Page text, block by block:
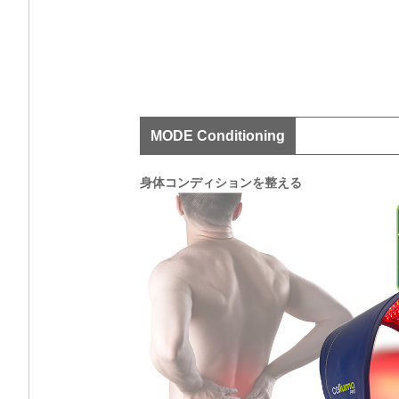
MODE Conditioning
身体コンディションを整える